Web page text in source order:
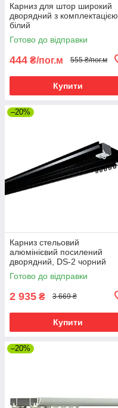
Карниз для штор широкий
дворядний з комплектацією
білий
Готово до відправки
444 ₴/пог.м 555 ₴/пог.м
Купити
–20%
Карниз стельовий
алюмінієвий посилений
дворядний, DS-2 чорний
550см
Готово до відправки
2 935 ₴ 3 669 ₴
Купити
–20%